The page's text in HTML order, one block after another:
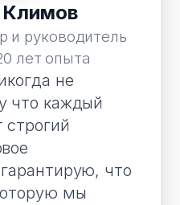
Климов
и руководитель
лет опыта
не
что каждый
строгий
что
мы